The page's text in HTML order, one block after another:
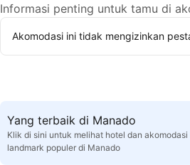
Informasi penting untuk tamu di
Akomodasi ini tidak mengizinkan
Yang terbaik di Manado
Klik di sini untuk melihat hotel dan
landmark populer di Manado